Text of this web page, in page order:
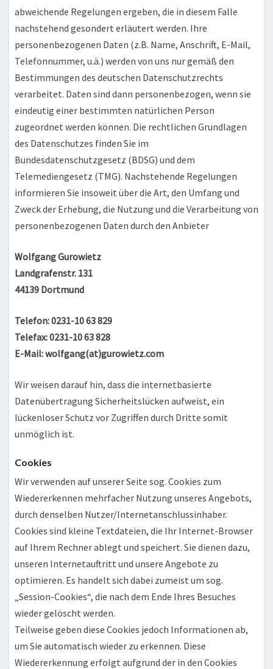
abweichende Regelungen ergeben, die in diesem Falle
nachstehend gesondert erläutert werden. Ihre
personenbezogenen Daten (z.B. Name, Anschrift, E-Mail,
Telefonnummer, u.ä.) werden von uns nur gemäß den
Bestimmungen des deutschen Datenschutzrechts
verarbeitet. Daten sind dann personenbezogen, wenn sie
eindeutig einer bestimmten natürlichen Person
zugeordnet werden können. Die rechtlichen Grundlagen
des Datenschutzes finden Sie im
Bundesdatenschutzgesetz (BDSG) und dem
Telemediengesetz (TMG). Nachstehende Regelungen
informieren Sie insoweit über die Art, den Umfang und
Zweck der Erhebung, die Nutzung und die Verarbeitung von
personenbezogenen Daten durch den Anbieter
Wolfgang Gurowietz
Landgrafenstr. 131
44139 Dortmund
Telefon: 0231-10 63 829
Telefax: 0231-10 63 828
E-Mail: wolfgang(at)gurowietz.com
Wir weisen darauf hin, dass die internetbasierte
Datenübertragung Sicherheitslücken aufweist, ein
lückenloser Schutz vor Zugriffen durch Dritte somit
unmöglich ist.
Cookies
Wir verwenden auf unserer Seite sog. Cookies zum
Wiedererkennen mehrfacher Nutzung unseres Angebots,
durch denselben Nutzer/Internetanschlussinhaber.
Cookies sind kleine Textdateien, die Ihr Internet-Browser
auf Ihrem Rechner ablegt und speichert. Sie dienen dazu,
unseren Internetauftritt und unsere Angebote zu
optimieren. Es handelt sich dabei zumeist um sog.
„Session-Cookies“, die nach dem Ende Ihres Besuches
wieder gelöscht werden.
Teilweise geben diese Cookies jedoch Informationen ab,
um Sie automatisch wieder zu erkennen. Diese
Wiedererkennung erfolgt aufgrund der in den Cookies